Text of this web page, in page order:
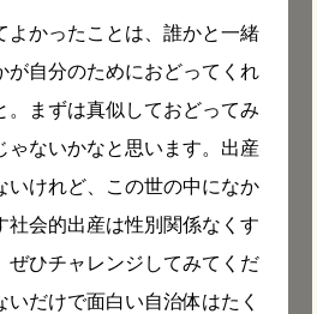
かったことは、誰かと一緒
が自分のためにおどってくれ
。まずは真似しておどってみ
ゃないかなと思います。出産
いけれど、この世の中になか
社会的出産は性別関係なくす
ぜひチャレンジしてみてくだ
いだけで面白い自治体はたく